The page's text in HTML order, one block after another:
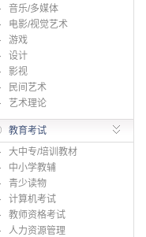
音乐/多媒体
电影/视觉艺术
游戏
设计
影视
民间艺术
艺术理论
教育考试
大中专/培训教材
中小学教辅
青少读物
计算机考试
教师资格考试
人力资源管理